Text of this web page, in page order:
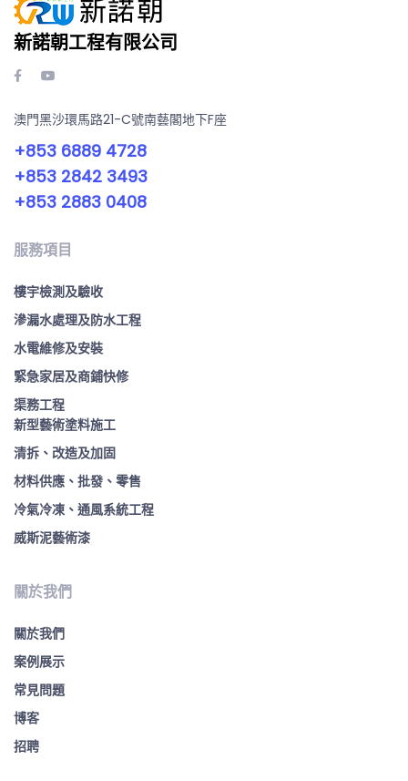
新諾朝工程有限公司
澳門黑沙環馬路21-C號南藝閣地下F座
+853 6889 4728
+853 2842 3493
+853 2883 0408
服務項目
樓宇檢測及驗收
滲漏水處理及防水工程
水電維修及安裝
緊急家居及商鋪快修
渠務工程
新型藝術塗料施工
清拆、改造及加固
材料供應、批發、零售
冷氣冷凍、通風系統工程
威斯泥藝術漆
關於我們
關於我們
案例展示
常見問題
博客
招聘